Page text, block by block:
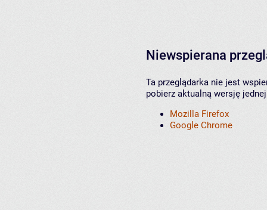
Niewspierana
Ta przeglądarka nie jest
pobierz aktualną wersję
Mozilla Firefox
Google Chrome